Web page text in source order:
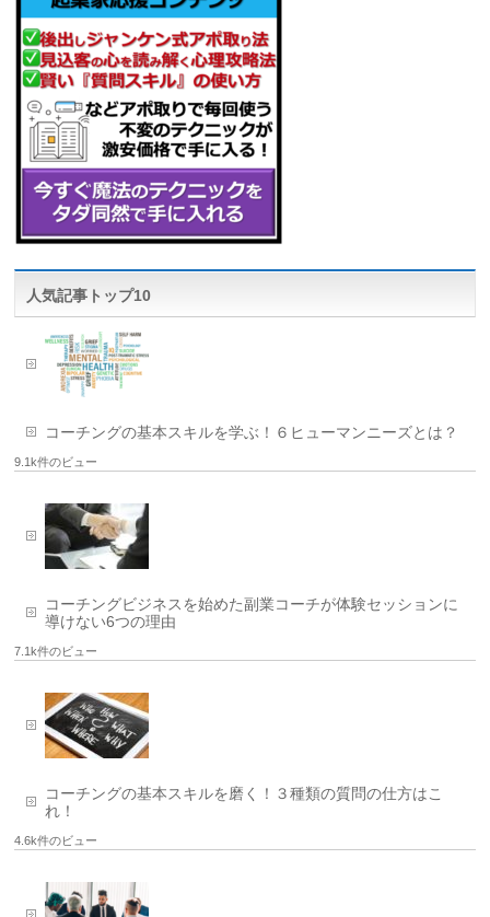
人気記事トップ10
コーチングの基本スキルを学ぶ！６ヒューマンニーズとは？
9.1k件のビュー
コーチングビジネスを始めた副業コーチが体験セッションに
導けない6つの理由
7.1k件のビュー
コーチングの基本スキルを磨く！３種類の質問の仕方はこ
れ！
4.6k件のビュー